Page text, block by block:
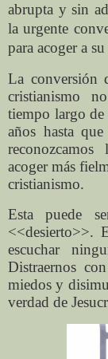
abrupta y sin
la urgente
para acoger a
La conversión
cristianismo
tiempo largo de
años hasta
acoger más
cristianismo.
Esta puede
<<desierto>>.
escuchar
Distraernos
miedos y
verdad de